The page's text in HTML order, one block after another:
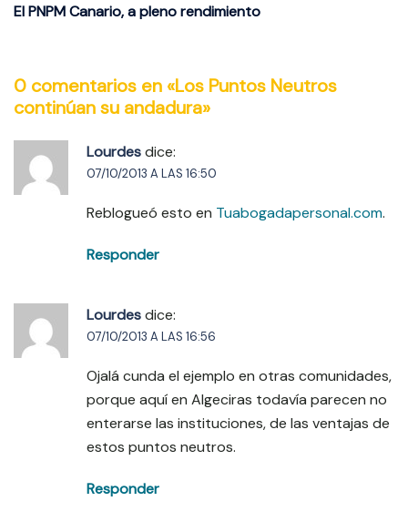
El PNPM Canario, a pleno rendimiento
0 comentarios en «Los Puntos Neutros
continúan su andadura»
Lourdesdice:
07/10/2013 A LAS 16:50
Reblogueó esto en Tuabogadapersonal.com.
Responder
Lourdesdice:
07/10/2013 A LAS 16:56
Ojalá cunda el ejemplo en otras comunidades,
porque aquí en Algeciras todavía parecen no
enterarse las instituciones, de las ventajas de
estos puntos neutros.
Responder